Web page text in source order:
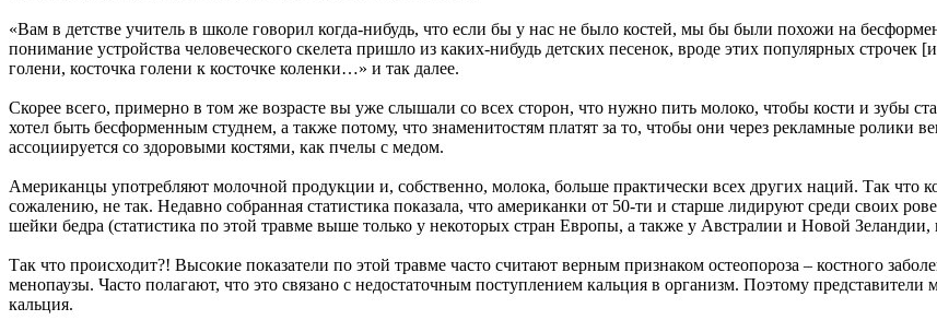
«Вам в детстве учитель в школе говорил когда-нибудь, что если бы у нас не было костей, мы бы были похожи на
понимание устройства человеческого скелета пришло из каких-нибудь детских песенок, вроде этих популярных
голени, косточка голени к косточке коленки…» и так далее.
Скорее всего, примерно в том же возрасте вы уже слышали со всех сторон, что нужно пить молоко, чтобы кости и зубы
хотел быть бесформенным студнем, а также потому, что знаменитостям платят за то, чтобы они через рекламные ролики
ассоциируется со здоровыми костями, как пчелы с медом.
Американцы употребляют молочной продукции и, собственно, молока, больше практически всех других наций. Так
сожалению, не так. Недавно собранная статистика показала, что американки от 50-ти и старше лидируют среди своих
шейки бедра (статистика по этой травме выше только у некоторых стран Европы, а также у Австралии и Новой
Так что происходит?! Высокие показатели по этой травме часто считают верным признаком остеопороза – костного
менопаузы. Часто полагают, что это связано с недостаточным поступлением кальция в организм. Поэтому
кальция.